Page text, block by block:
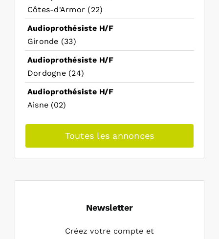
Côtes-d'Armor (22)
Audioprothésiste H/F
Gironde (33)
Audioprothésiste H/F
Dordogne (24)
Audioprothésiste H/F
Aisne (02)
Toutes les annonces
Newsletter
Créez votre compte et